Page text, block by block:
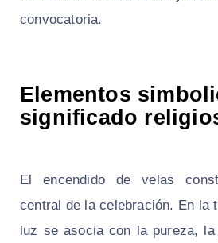
convocatoria.
Elementos
significado
El encendido de velas
central de la celebración. En la
luz se asocia con la pureza,